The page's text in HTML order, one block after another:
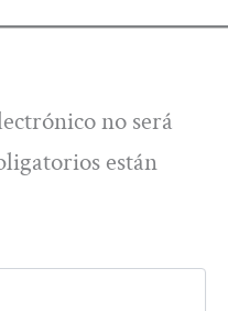
no será
están